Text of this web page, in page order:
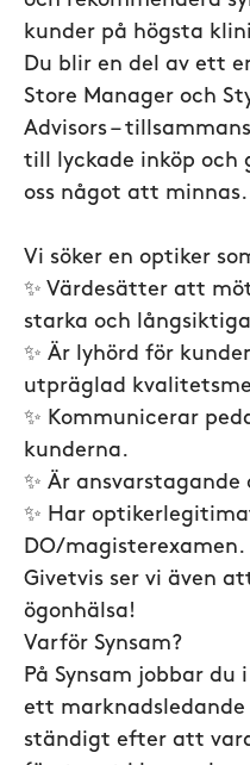
kunder på högsta
Du blir en del av ett
Store Manager och
Advisors –
till lyckade inköp och
oss något att minnas.
Vi söker en optiker
✨ Värdesätter att
starka och
✨ Är lyhörd för
utpräglad
✨ Kommunicerar
kunderna.
✨ Är
✨ Har
DO/magisterexamen.
Givetvis ser vi även
ögonhälsa!
Varför Synsam?
På Synsam jobbar
ett
ständigt efter att